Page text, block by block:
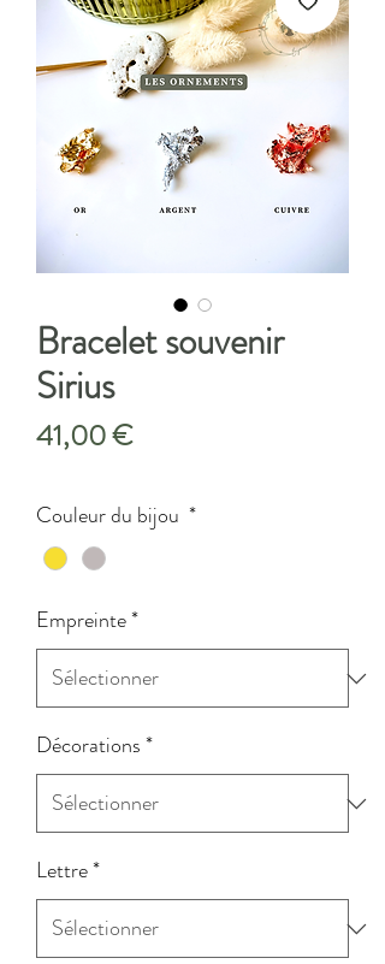
Bracelet souvenir
Sirius
41,00 €Prix
Couleur du bijou *
Empreinte*
Décorations*
Lettre*